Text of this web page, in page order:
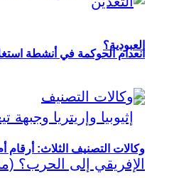
العبودية؟
انعدام الحوكمة في أنشطة
وكالات التصنيف الثلاث: أرقام